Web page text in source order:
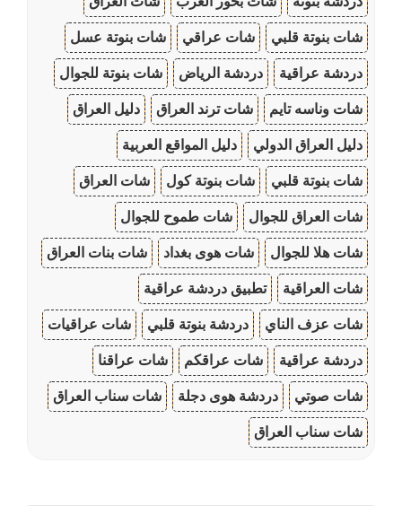
شات بنوتة قلبي شات عراقي شات بنوتة عسل
دردشة عراقية دردشة الرياض شات بنوتة للجوال
شات وناسه تايم شات ترند العراق دليل العراق
دليل العراق الدولي دليل المواقع العربية
شات بنوتة قلبي شات بنوتة كول شات العراق
شات العراق للجوال شات طموح للجوال
شات هلا للجوال شات هوى بغداد شات بنات العراق
شات العراقية تطبيق دردشة عراقية
شات عزف الناي دردشة بنوتة قلبي شات عراقيات
دردشة عراقية شات عراقكم شات عراقنا
شات صوتي دردشة هوى دجلة شات سناب العراق
شات سناب العراق